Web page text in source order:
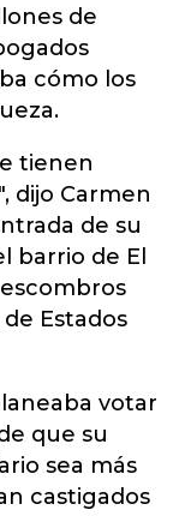
de
cómo los
tienen
dijo Carmen
de su
barrio de El
Estados
votar
que su
sea más
castigados